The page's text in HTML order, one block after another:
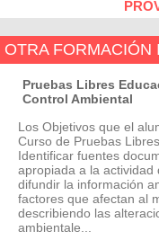
OTRA FORMACIÓN
Pruebas Libres
Control Ambiental
Los Objetivos que el
Curso de Pruebas
Identificar fuentes
apropiada a la actividad
difundir la información
factores que afectan al
describiendo las
ambientale...